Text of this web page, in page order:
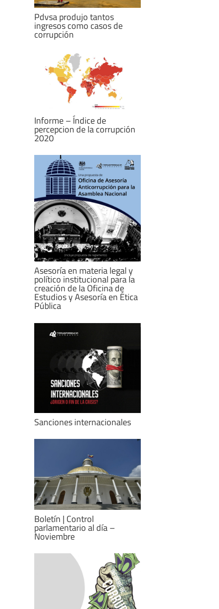
Pdvsa produjo tantos
ingresos como casos de
corrupción
Informe – Índice de
percepcion de la corrupción
2020
Asesoría en materia legal y
político institucional para la
creación de la Oficina de
Estudios y Asesoría en Ética
Pública
Sanciones internacionales
Boletín | Control
parlamentario al día –
Noviembre